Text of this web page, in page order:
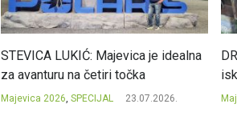
STEVICA LUKIĆ: Majevica je idealna
za avanturu na četiri točka
Majevica 2026, SPECIJAL 23.07.2026.